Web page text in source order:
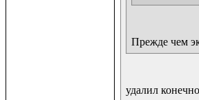
Прежде чем
удалил